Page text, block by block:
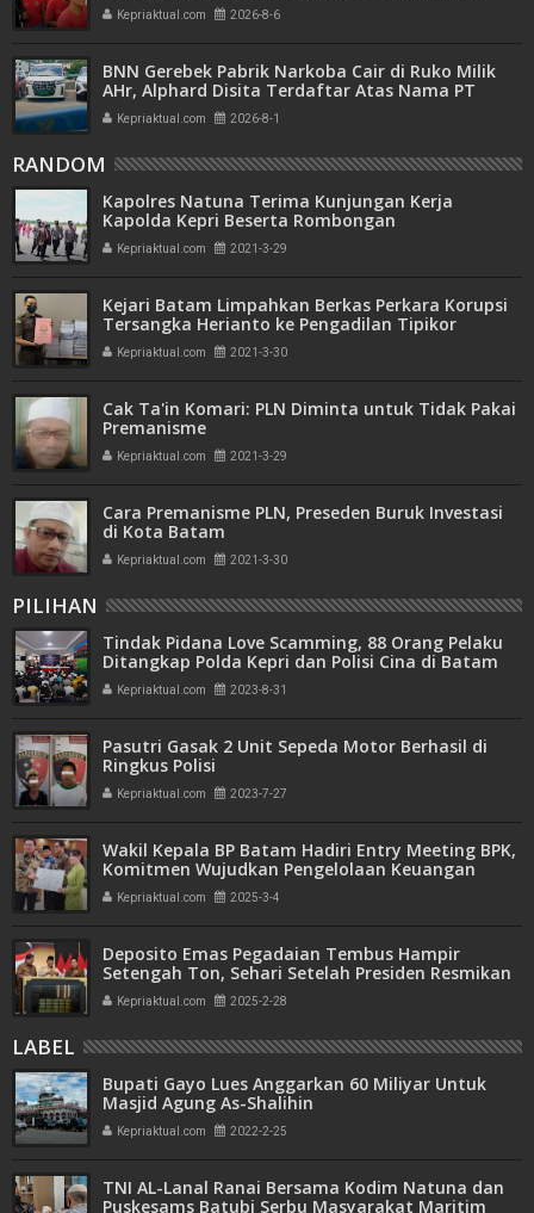
Azzurah dan Risma Divonis 2 Tahun 6 Bulan
Kepriaktual.com 2026-8-6
BNN Gerebek Pabrik Narkoba Cair di Ruko Milik
AHr, Alphard Disita Terdaftar Atas Nama PT
Mitra Usaha Properti
Kepriaktual.com 2026-8-1
RANDOM
Kapolres Natuna Terima Kunjungan Kerja
Kapolda Kepri Beserta Rombongan
Kepriaktual.com 2021-3-29
Kejari Batam Limpahkan Berkas Perkara Korupsi
Tersangka Herianto ke Pengadilan Tipikor
Kepriaktual.com 2021-3-30
Cak Ta'in Komari: PLN Diminta untuk Tidak Pakai
Premanisme
Kepriaktual.com 2021-3-29
Cara Premanisme PLN, Preseden Buruk Investasi
di Kota Batam
Kepriaktual.com 2021-3-30
PILIHAN
Tindak Pidana Love Scamming, 88 Orang Pelaku
Ditangkap Polda Kepri dan Polisi Cina di Batam
Kepriaktual.com 2023-8-31
Pasutri Gasak 2 Unit Sepeda Motor Berhasil di
Ringkus Polisi
Kepriaktual.com 2023-7-27
Wakil Kepala BP Batam Hadiri Entry Meeting BPK,
Komitmen Wujudkan Pengelolaan Keuangan
Transparan dan Akuntabel
Kepriaktual.com 2025-3-4
Deposito Emas Pegadaian Tembus Hampir
Setengah Ton, Sehari Setelah Presiden Resmikan
Bank Emas
Kepriaktual.com 2025-2-28
LABEL
Bupati Gayo Lues Anggarkan 60 Miliyar Untuk
Masjid Agung As-Shalihin
Kepriaktual.com 2022-2-25
TNI AL-Lanal Ranai Bersama Kodim Natuna dan
Puskesams Batubi Serbu Masyarakat Maritim